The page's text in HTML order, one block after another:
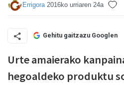
Errigora 2016ko urriaren 24a
Gehitu gaitzazu Googlen
Urte amaierako
hegoaldeko produktu